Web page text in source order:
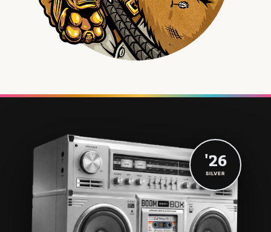
'26
SILVER